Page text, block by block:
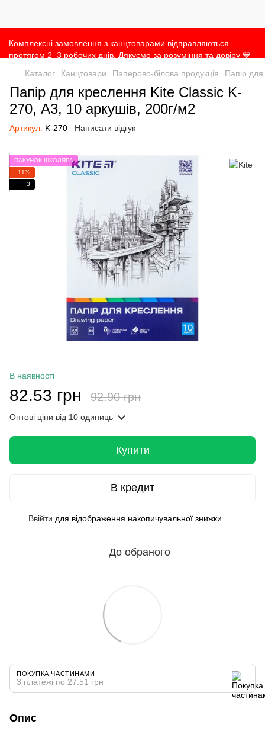
Комплексні замовлення з канцтоварами відправляються
протягом 2–3 робочих днів. Дякуємо за розуміння та довіру 💙
Каталог
Канцтовари Паперово-білова продукція Папір
Папір для креслення Kite Classic K-
270, А3, 10 аркушів, 200г/м2
Артикул: K-270 Написати відгук
ПАКУНОК ШКОЛЯРА
−11%
3
В наявності
82.53 грн 92.90 грн
Оптові ціни від 10 одиниць
Купити
В кредит
Ввійти для відображення накопичувальної знижки
До обраного
ПОКУПКА ЧАСТИНАМИ
3 платежі по 27.51 грн
Опис